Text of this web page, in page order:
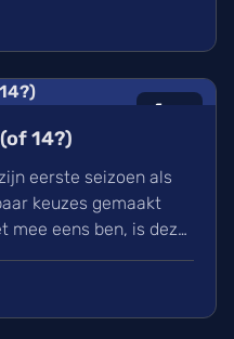
6
14?)
eerste seizoen als
keuzes gemaakt
mee eens ben, is deze
ik elke aflevering